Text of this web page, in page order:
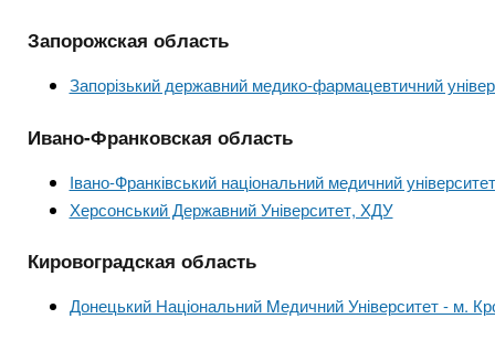
Запорожская область
Запорізький державний медико-фармацевтичний
Ивано-Франковская область
Івано-Франківський національний медичний
Херсонський Державний Університет, ХДУ
Кировоградская область
Донецький Національний Mедичний Університет - м.